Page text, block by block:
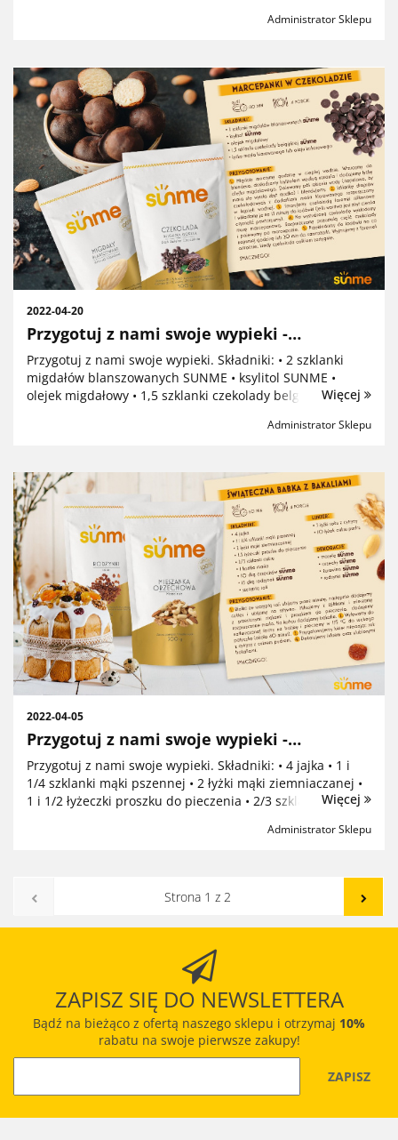
Administrator Sklepu
Przygotuj z nami swoje wypieki -
Marcepanki w czekoladzie
2022-04-20
Administrator Sklepu
Przygotuj z nami swoje wypieki. Składniki: • 2 szklanki
migdałów blanszowanych SUNME • ksylitol SUNME •
olejek migdałowy • 1,5 szklanki czekolady belgijskiejWięcej
Przygotuj z nami swoje wypieki -
Świąteczna babka z bakaliami
2022-04-05
Administrator Sklepu
Przygotuj z nami swoje wypieki. Składniki: • 4 jajka • 1 i
1/4 szklanki mąki pszennej • 2 łyżki mąki ziemniaczanej •
1 i 1/2 łyżeczki proszku do pieczenia • 2/3 szklanki cukru •
Więcej
ZAPISZ SIĘ DO NEWSLETTERA
Bądź na bieżąco z ofertą naszego sklepu i otrzymaj 10%
rabatu na swoje pierwsze zakupy!